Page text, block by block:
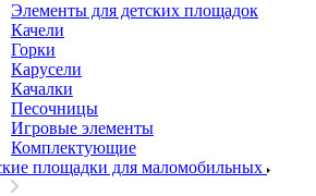
Элементы для детских площадок
Качели
Горки
Карусели
Качалки
Песочницы
Игровые элементы
Комплектующие
площадки для маломобильных